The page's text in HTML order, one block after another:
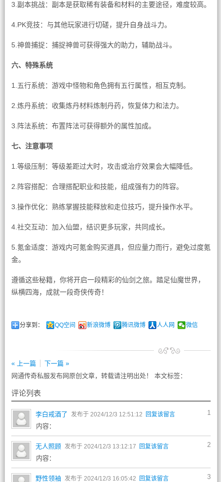
3.副本挑战：副本是获取稀有装备和材料的主要途径，难度较高。
4.PK竞技：与其他玩家进行切磋，提升自身战斗力。
5.神兽捕捉：捕捉神兽可获得强大的助力，辅助战斗。
六、特殊系统
1.五行系统：游戏中怪物和角色拥有五行属性，相互克制。
2.炼丹系统：收集炼丹材料炼制丹药，恢复体力和法力。
3.阵法系统：布置阵法可获得额外的属性加成。
七、注意事项
1.等级压制：等级差距过大时，攻击或治疗效果会大幅降低。
2.阵容搭配：合理搭配职业和技能，组成强有力的阵容。
3.操作优化：熟练掌握技能释放和走位技巧，提升操作水平。
4.社交互动：加入仙盟，结识更多玩家，共同成长。
5.氪金适度：游戏内可氪金购买道具，但应量力而行，避免过度氪
金。
遵循这些秘籍，你将开启一段精彩的仙剑之旅。踏足仙魔世界，
纵横四海，成就一段奇侠传奇！
分享到： QQ空间 新浪微博 腾讯微博 人人网 微信
« 上一篇
下一篇 »
网通传奇私服发布网原创文章，转载请注明出处！ 本文标签：
评论列表
1
李白戒酒了 发布于 2024/12/3 12:51:12 回复该留言
内容：
2
无人照顾 发布于 2024/12/3 13:12:17 回复该留言
内容：
3
野性领袖 发布于 2024/12/3 16:05:42 回复该留言